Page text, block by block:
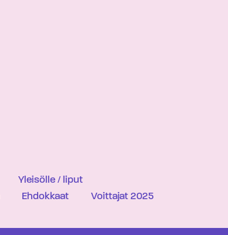
Yleisölle / liput
Ehdokkaat
Voittajat 2025